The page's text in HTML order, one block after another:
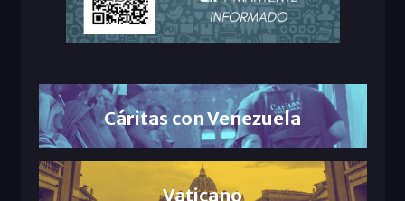
Cáritas con Venezuela
Vaticano